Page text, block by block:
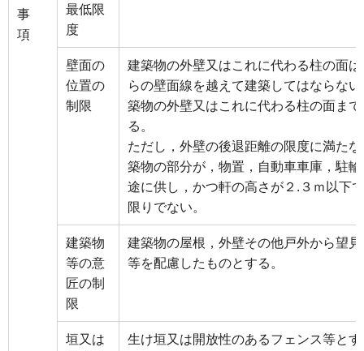
事
項
最低限
度
壁面の
位置の
制限
建築物の外壁又はこれに代わる柱の面
らの壁面線を越えて建築してはならな
築物の外壁又はこれに代わる柱の面ま
る。
ただし，外壁の後退距離の限度に満た
築物の部分が，物置，自動車車庫，駐
途に供し，かつ軒の高さが２.３ｍ以下
限りでない。
建築物
等の意
匠の制
限
建築物の屋根，外壁その他戸外から望
等を配慮したものとする。
垣又は
生け垣又は開放性のあるフェンス等と